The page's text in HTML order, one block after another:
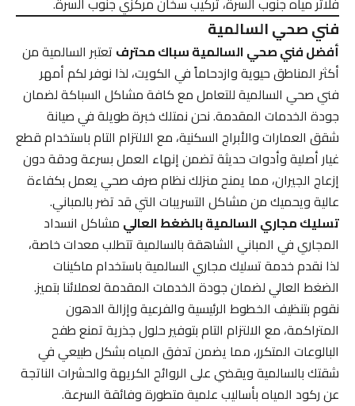
فني صحي السالمية
أفضل فني صحي السالمية سباك محترفتعتبر السالمية من
أكثر المناطق حيوية وازدحاماً في الكويت، لذا نوفر لكم أمهر
فني صحي السالمية للتعامل مع كافة مشاكل السباكة لضمان
جودة الخدمات المقدمة. نحن نمتلك خبرة طويلة في صيانة
شقق العمارات والأبراج السكنية، مع الالتزام التام باستخدام قطع
غيار أصلية وأدوات حديثة تضمن إنهاء العمل بسرعة ودقة دون
إزعاج الجيران، مما يمنح منزلك نظام صرف صحي يعمل بكفاءة
عالية ويحميك من مشاكل التسريبات التي قد تضر بالمباني.
تسليك مجاري السالمية بالضغط العاليمشاكل انسداد
المجاري في المباني الشاهقة بالسالمية تتطلب معدات خاصة،
لذا نقدم خدمة تسليك مجاري السالمية باستخدام ماكينات
الضغط العالي لضمان جودة الخدمات المقدمة لعملائنا بتميز.
نقوم بتنظيف الخطوط الرئيسية والفرعية وإزالة الدهون
المتراكمة، مع الالتزام التام بتوفير حلول جذرية تمنع طفح
البالوعات المتكرر، مما يضمن تدفق المياه بشكل طبيعي في
شقتك بالسالمية ويقضي على الروائح الكريهة والحشرات الناتجة
عن ركود المياه بأساليب علمية متطورة وفائقة السرعة.